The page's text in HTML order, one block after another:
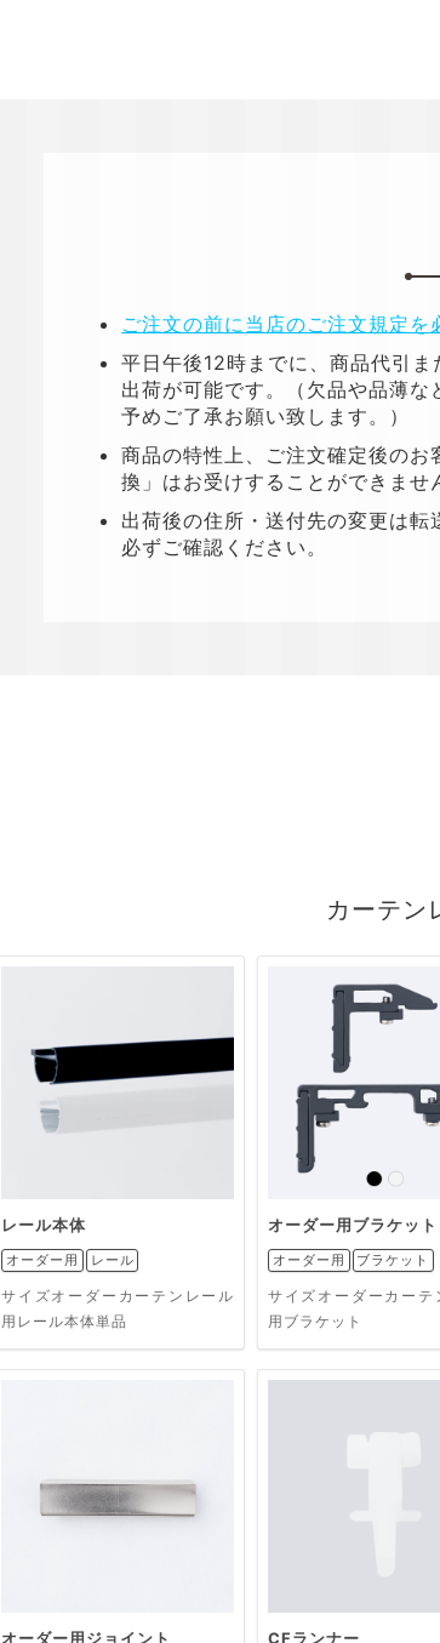
ご注文の前に当店のご注文規定を
平日午後12時までに、商品代引
出荷が可能です。（欠品や品薄な
予めご了承お願い致します。）
商品の特性上、ご注文確定後の
換」はお受けすることができませ
出荷後の住所・送付先の変更は
必ずご確認ください。
カーテン
レール本体
オーダー用 レール
サイズオーダーカーテンレール
用レール本体単品
オーダー用ブラケット
オーダー用 ブラケット
サイズオーダーカーテ
用ブラケット
オーダー用ジョイント CFランナー